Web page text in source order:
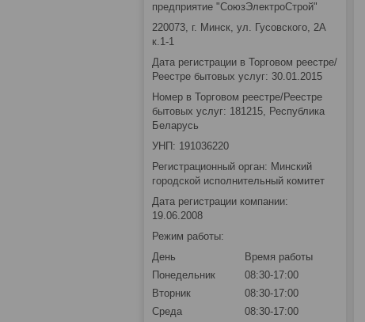
предприятие "СоюзЭлектроСтрой"
220073, г. Минск, ул. Гусовского, 2А
к.1-1
Дата регистрации в Торговом реестре/
Реестре бытовых услуг: 30.01.2015
Номер в Торговом реестре/Реестре
бытовых услуг: 181215, Республика
Беларусь
УНП: 191036220
Регистрационный орган: Минский
городской исполнительный комитет
Дата регистрации компании:
19.06.2008
Режим работы:
День
Время работы
Понедельник
08:30-17:00
Вторник
08:30-17:00
Среда
08:30-17:00